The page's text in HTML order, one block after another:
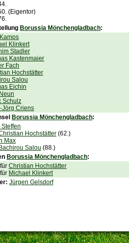
(Eigentor)
Borussia Mönchengladbach:
Klinkert
Stadler
Kastenmaier
Fach
Hochstätter
Salou
Eichin
Schulz
Jörg Criens
Borussia Mönchengladbach:
Steffen
Hochstätter (62.)
Max
Bachirou Salou (88.)
Borussia Mönchengladbach:
Christian Hochstätter
Michael Klinkert
Jürgen Gelsdorf